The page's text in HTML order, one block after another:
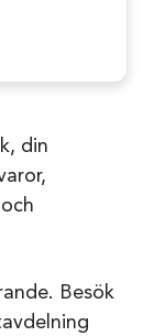
din
Besök